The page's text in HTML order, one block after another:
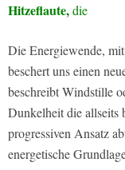
Hitzeflaute,die
Die Energiewende,
beschert uns einen
beschreibt Windstille
Dunkelheit die allseits
progressiven Ansatz
energetische